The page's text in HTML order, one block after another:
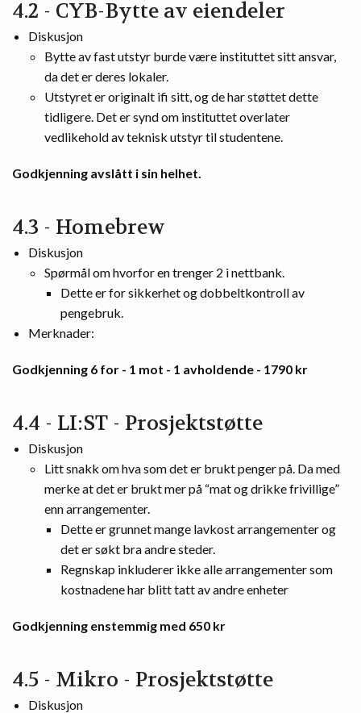
4.2 - CYB-Bytte av eiendeler
Diskusjon
Bytte av fast utstyr burde være instituttet sitt ansvar,
da det er deres lokaler.
Utstyret er originalt ifi sitt, og de har støttet dette
tidligere. Det er synd om instituttet overlater
vedlikehold av teknisk utstyr til studentene.
Godkjenning avslått i sin helhet.
4.3 - Homebrew
Diskusjon
Spørmål om hvorfor en trenger 2 i nettbank.
Dette er for sikkerhet og dobbeltkontroll av
pengebruk.
Merknader:
Godkjenning 6 for - 1 mot - 1 avholdende - 1790 kr
4.4 - LI:ST - Prosjektstøtte
Diskusjon
Litt snakk om hva som det er brukt penger på. Da med
merke at det er brukt mer på “mat og drikke frivillige”
enn arrangementer.
Dette er grunnet mange lavkost arrangementer og
det er søkt bra andre steder.
Regnskap inkluderer ikke alle arrangementer som
kostnadene har blitt tatt av andre enheter
Godkjenning enstemmig med 650 kr
4.5 - Mikro - Prosjektstøtte
Diskusjon